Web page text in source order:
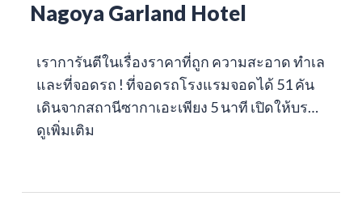
Nagoya Garland Hotel
เราการันตีในเรื่องราคาที่ถูก ความสะอาด ทำเล
และที่จอดรถ ! ที่จอดรถโรงแรมจอดได้ 51 คัน
เดินจากสถานีซากาเอะเพียง 5 นาที เปิดให้บร…
ดูเพิ่มเติม